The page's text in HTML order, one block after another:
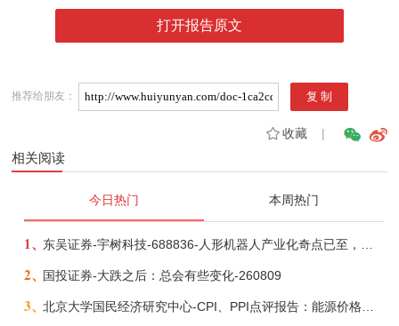
打开报告原文
推荐给朋友：
收藏|
相关阅读
今日热门 本周热门
1、
2、国投证券-大跌之后：总会有些变化-260809
3、 北京大学国民经济研究中心-CPI、PPI点评报告：能源价格继续下降，通胀率小幅走低-260809